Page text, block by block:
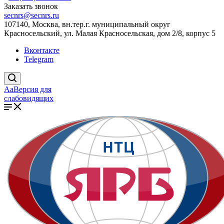
Заказать звонок
secnrs@secnrs.ru
107140, Москва, вн.тер.г. муниципальный округ
Красносельский, ул. Малая Красносельская, дом 2/8, корпус 5
Вконтакте
Telegram
AaВерсия для
слабовидящих